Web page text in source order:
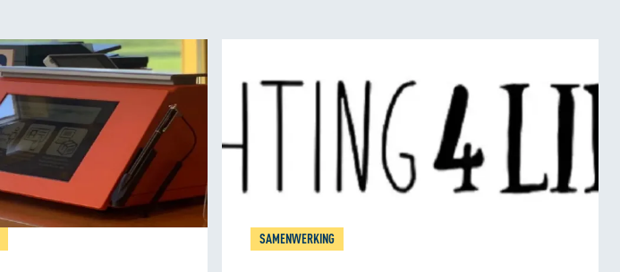
SAMENWERKING